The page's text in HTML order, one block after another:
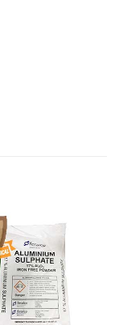
– Al2(SO4)3 17%